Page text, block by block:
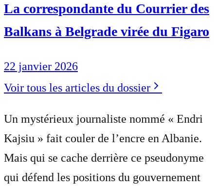
La correspondante du Courrier des
Balkans à Belgrade virée du Figaro
22 janvier 2026
Voir tous les articles du dossier
Un mystérieux journaliste nommé « Endri
Kajsiu » fait couler de l’encre en Albanie.
Mais qui se cache derrière ce pseudonyme
qui défend les positions du gouvernement